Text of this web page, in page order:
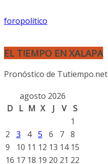
foropolitico
EL TIEMPO EN XALAPA
Pronóstico de Tutiempo.net
agosto 2026
D L M X J V S
1
2
3 4 5 6 7 8
9
10 11 12 13 14 15
16 17 18 19 20 21 22